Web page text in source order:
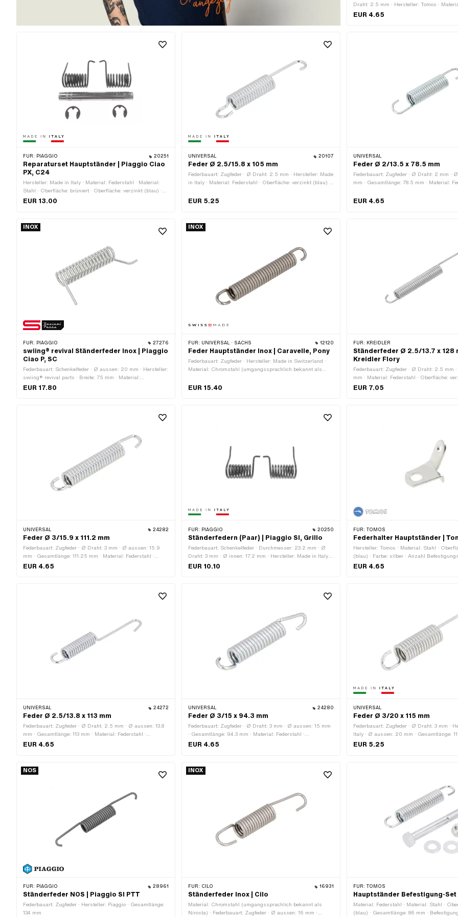
Draht: 2.5 mm · Hersteller: Tomos ·
Oberfläche: verzinkt (blau) ·
EUR 4.65
FÜR: PIAGGIO 20251
Reparaturset Hauptständer | Piaggio Ciao
PX, C24
Hersteller: Made in Italy · Material: Federstahl · Material:
Stahl · Oberfläche: brüniert · Oberfläche: verzinkt (blau) ·
Befestigungsart: Sicherungsring
EUR 13.00
UNIVERSAL 20107
Feder Ø 2.5/15.8 x 105 mm
Federbauart: Zugfeder · Ø Draht: 2.5 mm · Hersteller: Made
in Italy · Material: Federstahl · Oberfläche: verzinkt (blau) ·
EUR 5.25
UNIVERSAL
Feder Ø 2/13.5 x 78.5 mm
Federbauart: Zugfeder · Ø Draht: 2 mm ·
mm · Gesamtlänge: 78.5 mm · Material:
EUR 4.65
INOX
FÜR: PIAGGIO 27276
swiing® revival Ständerfeder Inox | Piaggio
Ciao P, SC
Federbauart: Schenkelfeder · Ø aussen: 20 mm · Hersteller:
swiing® revival parts · Breite: 75 mm · Material:
Chromstahl (umgangssprachlich bekannt als Nirosta)
EUR 17.80
INOX
FÜR: UNIVERSAL · SACHS 12120
Feder Hauptständer Inox | Caravelle, Pony
Federbauart: Zugfeder · Hersteller: Made in Switzerland ·
Material: Chromstahl (umgangssprachlich bekannt als
EUR 15.40
FÜR: KREIDLER
Ständerfeder Ø 2.5/13.7 x 128
Kreidler Flory
Federbauart: Zugfeder · Ø Draht: 2.5 mm
mm · Material: Federstahl · Oberfläche:
Anwendungsbereich: Standard ·
EUR 7.05
UNIVERSAL 24282
Feder Ø 3/15.9 x 111.2 mm
Federbauart: Zugfeder · Ø Draht: 3 mm · Ø aussen: 15.9
mm · Gesamtlänge: 111.25 mm · Material: Federstahl ·
Oberfläche: verzinkt (blau)
EUR 4.65
FÜR: PIAGGIO 20250
Ständerfedern (Paar) | Piaggio SI, Grillo
Federbauart: Schenkelfeder · Durchmesser: 23.2 mm · Ø
Draht: 3 mm · Ø innen: 17.2 mm · Hersteller: Made in Italy ·
Länge Schenkel: 25 mm · Länge Schenkel: 45 mm · Länge
EUR 10.10
FÜR: TOMOS
Federhalter Hauptständer |
Hersteller: Tomos · Material: Stahl ·
(blau) · Farbe: silber · Anzahl
Tomos OEM-Nr.: 209143
EUR 4.65
UNIVERSAL 24272
Feder Ø 2.5/13.8 x 113 mm
Federbauart: Zugfeder · Ø Draht: 2.5 mm · Ø aussen: 13.8
mm · Gesamtlänge: 113 mm · Material: Federstahl ·
Oberfläche: verzinkt (blau)
EUR 4.65
UNIVERSAL 24280
Feder Ø 3/15 x 94.3 mm
Federbauart: Zugfeder · Ø Draht: 3 mm · Ø aussen: 15 mm
· Gesamtlänge: 94.3 mm · Material: Federstahl ·
Oberfläche: verzinkt (blau)
EUR 4.65
UNIVERSAL
Feder Ø 3/20 x 115 mm
Federbauart: Zugfeder · Ø Draht: 3 mm ·
Italy · Ø aussen: 20 mm · Gesamtlänge:
Federstahl · Oberfläche: verzinkt (blau)
EUR 5.25
NOS
FÜR: PIAGGIO 28961
Ständerfeder NOS | Piaggio SI PTT
Federbauart: Zugfeder · Hersteller: Piaggio · Gesamtlänge:
134 mm
INOX
FÜR: CILO 16931
Ständerfeder Inox | Cilo
Material: Chromstahl (umgangssprachlich bekannt als
Nirosta) · Federbauart: Zugfeder · Ø aussen: 16 mm ·
FÜR: TOMOS
Hauptständer Befestigung-Set
Material: Federstahl · Material: Stahl ·
(blau) · Gesamtlänge: 86 mm ·